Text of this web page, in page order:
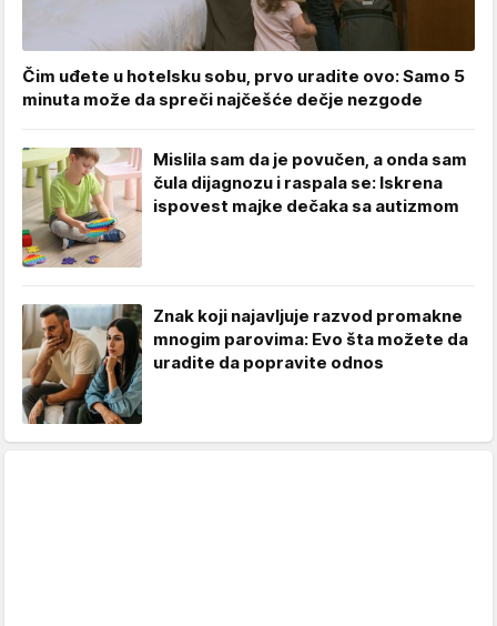
Čim uđete u hotelsku sobu, prvo uradite ovo: Samo 5
minuta može da spreči najčešće dečje nezgode
Mislila sam da je povučen, a onda sam
čula dijagnozu i raspala se: Iskrena
ispovest majke dečaka sa autizmom
Znak koji najavljuje razvod promakne
mnogim parovima: Evo šta možete da
uradite da popravite odnos